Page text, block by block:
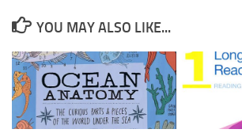
YOU MAY ALSO LIKE...